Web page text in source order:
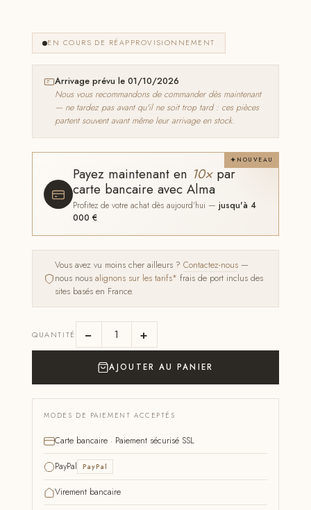
EN COURS DE RÉAPPROVISIONNEMENT
Arrivage prévu le 01/10/2026
Nous vous recommandons de commander dès maintenant
— ne tardez pas avant qu'il ne soit trop tard : ces pièces
partent souvent avant même leur arrivage en stock.
NOUVEAU
Payez maintenant en 10×par
carte bancaire avec Alma
Profitez de votre achat dès aujourd'hui —jusqu'à 4
000 €
Vous avez vu moins cher ailleurs ?Contactez-nous —
nous nousalignons sur les tarifs* frais de port inclus des
sites basés en France.
QUANTITÉ − +
AJOUTER AU PANIER
MODES DE PAIEMENT ACCEPTÉS
Carte bancaire · Paiement sécurisé SSL
PayPal PayPal
Virement bancaire